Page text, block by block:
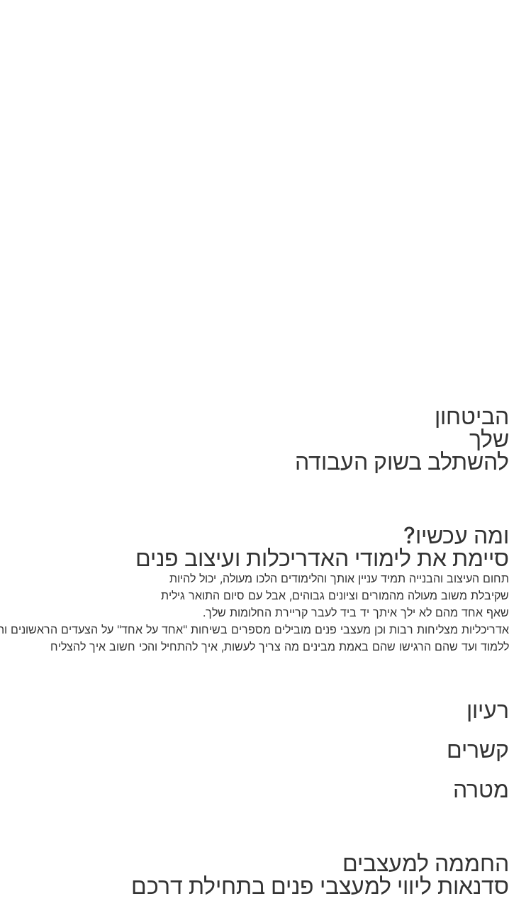
הביטחון
שלך
להשתלב בשוק העבודה
ומה עכשיו?
סיימת את לימודי האדריכלות ועיצוב פנים
תחום העיצוב והבנייה תמיד עניין אותך והלימודים הלכו מעולה, יכול להיות
שקיבלת משוב מעולה מהמורים וציונים גבוהים, אבל עם סיום התואר גילית
שאף אחד מהם לא ילך איתך יד ביד לעבר קריירת החלומות שלך.
אדריכליות מצליחות רבות וכן מעצבי פנים מובילים מספרים בשיחות "אחד על אחד" על הצעדים
ללמוד ועד שהם הרגישו שהם באמת מבינים מה צריך לעשות, איך להתחיל והכי חשוב איך להצליח
רעיון
קשרים
מטרה
החממה למעצבים
סדנאות ליווי למעצבי פנים בתחילת דרכם